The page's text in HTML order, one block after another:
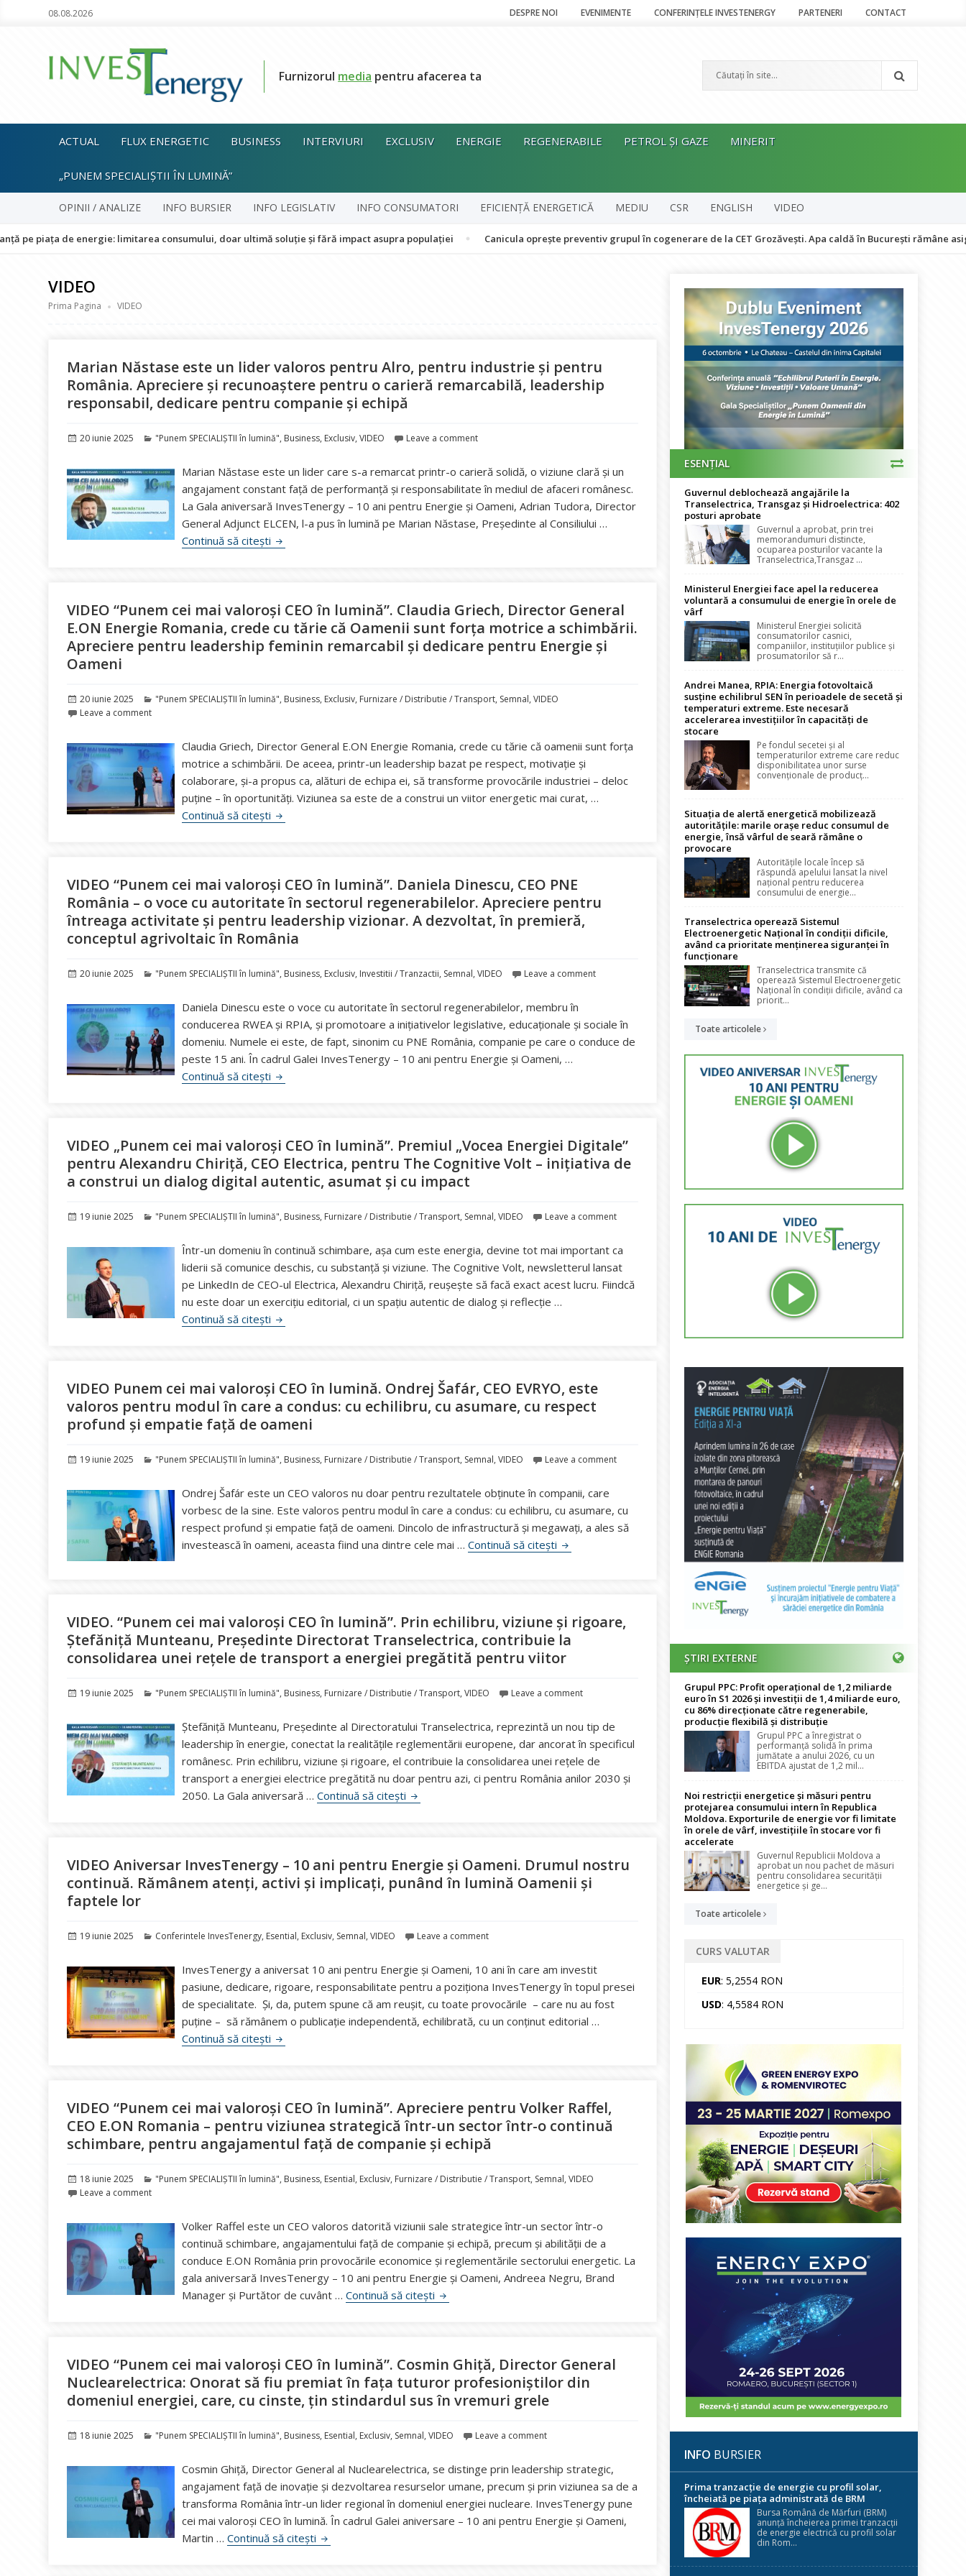
08.08.2026 DESPRE NOI EVENIMENTE CONFERINȚELE INVESTENERGY PARTENERI CONTACT
Furnizorul media pentru afacerea ta
ACTUAL FLUX ENERGETIC BUSINESS INTERVIURI EXCLUSIV ENERGIE REGENERABILE PETROL ȘI GAZE MINERIT
„PUNEM SPECIALIȘTII ÎN LUMINĂ”
OPINII / ANALIZE INFO BURSIER INFO LEGISLATIV INFO CONSUMATORI EFICIENȚĂ ENERGETICĂ MEDIU CSR ENGLISH VIDEO
energie: limitarea consumului, doar ultimă soluție și fără impact asupra populației Canicula oprește preventiv grupul în cogenerare de la CET Grozăvești. Apa caldă în București rămâne asigurată
VIDEO
Prima Pagina VIDEO
Marian Năstase este un lider valoros pentru Alro, pentru industrie și pentru
România. Apreciere și recunoaștere pentru o carieră remarcabilă, leadership
responsabil, dedicare pentru companie și echipă
Publicat
20 iunie 2025 Categorii
"Punem SPECIALIȘTII în lumină", Business, Exclusiv,VIDEO Leave a comment
Marian Năstase este un lider care s-a remarcat printr-o carieră solidă, o viziune clară și un
angajament constant față de performanță și responsabilitate în mediul de afaceri românesc.
La Gala aniversară InvesTenergy – 10 ani pentru Energie și Oameni, Adrian Tudora, Director
General Adjunct ELCEN, l-a pus în lumină pe Marian Năstase, Președinte al Consiliului …
Continuă să citești Marian Năstase este un lider valoros pentru Alro, pentru industrie și pentru România. Apreciere și recunoaștere pentru o carieră
VIDEO “Punem cei mai valoroși CEO în lumină”. Claudia Griech, Director General
E.ON Energie Romania, crede cu tărie că Oamenii sunt forța motrice a schimbării.
Apreciere pentru leadership feminin remarcabil și dedicare pentru Energie și
Oameni
Publicat
pe
20 iunie 2025 Categorii
"Punem SPECIALIȘTII în lumină", Business, Exclusiv, Furnizare / Distributie / Transport, Semnal,VIDEO
Leave a comment
Claudia Griech, Director General E.ON Energie Romania, crede cu tărie că oamenii sunt forța
motrice a schimbării. De aceea, printr-un leadership bazat pe respect, motivație și
colaborare, și-a propus ca, alături de echipa ei, să transforme provocările industriei – deloc
puține – în oportunități. Viziunea sa este de a construi un viitor energetic mai curat, …
Continuă să citești VIDEO “Punem cei mai valoroși CEO în lumină”. Claudia Griech, Director General E.ON Energie Romania, crede cu tărie că Oamenii sunt
VIDEO “Punem cei mai valoroși CEO în lumină”. Daniela Dinescu, CEO PNE
România – o voce cu autoritate în sectorul regenerabilelor. Apreciere pentru
întreaga activitate și pentru leadership vizionar. A dezvoltat, în premieră,
conceptul agrivoltaic în România
Publicat
20 iunie 2025 Categorii
"Punem SPECIALIȘTII în lumină", Business, Exclusiv, Investitii / Tranzactii, Semnal,VIDEO Leave a comment
Daniela Dinescu este o voce cu autoritate în sectorul regenerabilelor, membru în
conducerea RWEA și RPIA, și promotoare a inițiativelor legislative, educaționale și sociale în
domeniu. Numele ei este, de fapt, sinonim cu PNE România, companie pe care o conduce de
peste 15 ani. În cadrul Galei InvesTenergy – 10 ani pentru Energie și Oameni, …
Continuă să citești VIDEO “Punem cei mai valoroși CEO în lumină”. Daniela Dinescu, CEO PNE România – o voce cu autoritate în sectorul regenerabilelor.
VIDEO „Punem cei mai valoroși CEO în lumină”. Premiul „Vocea Energiei Digitale”
pentru Alexandru Chiriță, CEO Electrica, pentru The Cognitive Volt – inițiativa de
a construi un dialog digital autentic, asumat și cu impact
Publicat
19 iunie 2025 Categorii
"Punem SPECIALIȘTII în lumină", Business, Furnizare / Distributie / Transport, Semnal,VIDEO Leave a comment
Într-un domeniu în continuă schimbare, așa cum este energia, devine tot mai important ca
liderii să comunice deschis, cu substanță și viziune. The Cognitive Volt, newsletterul lansat
pe LinkedIn de CEO-ul Electrica, Alexandru Chiriță, reușește să facă exact acest lucru. Fiindcă
nu este doar un exercițiu editorial, ci un spațiu autentic de dialog și reflecție …
Continuă să citești VIDEO „Punem cei mai valoroși CEO în lumină”. Premiul „Vocea Energiei Digitale” pentru Alexandru Chiriță, CEO Electrica, pentru The
VIDEO Punem cei mai valoroși CEO în lumină. Ondrej Šafár, CEO EVRYO, este
valoros pentru modul în care a condus: cu echilibru, cu asumare, cu respect
profund și empatie față de oameni
Publicat
19 iunie 2025 Categorii
"Punem SPECIALIȘTII în lumină", Business, Furnizare / Distributie / Transport, Semnal,VIDEO Leave a comment
Ondrej Šafár este un CEO valoros nu doar pentru rezultatele obținute în companii, care
vorbesc de la sine. Este valoros pentru modul în care a condus: cu echilibru, cu asumare, cu
respect profund și empatie față de oameni. Dincolo de infrastructură și megawați, a ales să
investească în oameni, aceasta fiind una dintre cele mai …Continuă să citești VIDEO Punem cei mai valoroși CEO în lumină. Ondrej Šafár, CEO EVRYO, este
VIDEO. “Punem cei mai valoroși CEO în lumină”. Prin echilibru, viziune și rigoare,
Ștefăniță Munteanu, Președinte Directorat Transelectrica, contribuie la
consolidarea unei rețele de transport a energiei pregătită pentru viitor
Publicat
19 iunie 2025 Categorii
"Punem SPECIALIȘTII în lumină", Business, Furnizare / Distributie / Transport,VIDEO Leave a comment
Ștefăniță Munteanu, Președinte al Directoratului Transelectrica, reprezintă un nou tip de
leadership în energie, conectat la realitățile reglementării europene, dar ancorat în specificul
românesc. Prin echilibru, viziune și rigoare, el contribuie la consolidarea unei rețele de
transport a energiei electrice pregătită nu doar pentru azi, ci pentru România anilor 2030 și
2050. La Gala aniversară …Continuă să citești VIDEO. “Punem cei mai valoroși CEO în lumină”. Prin echilibru, viziune și rigoare, Ștefăniță Munteanu,
VIDEO Aniversar InvesTenergy – 10 ani pentru Energie și Oameni. Drumul nostru
continuă. Rămânem atenți, activi și implicați, punând în lumină Oamenii și
faptele lor
Publicat
19 iunie 2025 Categorii
Conferintele InvesTenergy, Esential, Exclusiv, Semnal,VIDEO Leave a comment
InvesTenergy a aniversat 10 ani pentru Energie și Oameni, 10 ani în care am investit
pasiune, dedicare, rigoare, responsabilitate pentru a poziționa InvesTenergy în topul presei
de specialitate. Și, da, putem spune că am reușit, cu toate provocările – care nu au fost
puține – să rămânem o publicație independentă, echilibrată, cu un conținut editorial …
Continuă să citești VIDEO Aniversar InvesTenergy – 10 ani pentru Energie și Oameni. Drumul nostru continuă. Rămânem atenți, activi și implicați, punând în
VIDEO “Punem cei mai valoroși CEO în lumină”. Apreciere pentru Volker Raffel,
CEO E.ON Romania – pentru viziunea strategică într-un sector într-o continuă
schimbare, pentru angajamentul față de companie și echipă
Publicat
pe
18 iunie 2025 Categorii
"Punem SPECIALIȘTII în lumină", Business, Esential, Exclusiv, Furnizare / Distributie / Transport, Semnal,VIDEO
Leave a comment
Volker Raffel este un CEO valoros datorită viziunii sale strategice într-un sector într-o
continuă schimbare, angajamentului față de companie și echipă, precum și abilității de a
conduce E.ON România prin provocările economice și reglementările sectorului energetic. La
gala aniversară InvesTenergy – 10 ani pentru Energie și Oameni, Andreea Negru, Brand
Manager și Purtător de cuvânt …Continuă să citești VIDEO “Punem cei mai valoroși CEO în lumină”. Apreciere pentru Volker Raffel, CEO E.ON Romania –
VIDEO “Punem cei mai valoroși CEO în lumină”. Cosmin Ghiță, Director General
Nuclearelectrica: Onorat să fiu premiat în fața tuturor profesioniștilor din
domeniul energiei, care, cu cinste, țin stindardul sus în vremuri grele
Publicat
18 iunie 2025 Categorii
"Punem SPECIALIȘTII în lumină", Business, Esential, Exclusiv, Semnal,VIDEO Leave a comment
Cosmin Ghiță, Director General al Nuclearelectrica, se distinge prin leadership strategic,
angajament față de inovație și dezvoltarea resurselor umane, precum și prin viziunea sa de a
transforma România într-un lider regional în domeniul energiei nucleare. InvesTenergy pune
cei mai valoroși CEO în lumină. În cadrul Galei aniversare – 10 ani pentru Energie și Oameni,
Martin …Continuă să citești VIDEO “Punem cei mai valoroși CEO în lumină”. Cosmin Ghiță, Director General Nuclearelectrica: Onorat să fiu premiat în fața
ESENȚIAL
Guvernul deblochează angajările la
Transelectrica, Transgaz și Hidroelectrica: 402
posturi aprobate
Guvernul a aprobat, prin trei
memorandumuri distincte,
ocuparea posturilor vacante la
Transelectrica,Transgaz ...
Ministerul Energiei face apel la reducerea
voluntară a consumului de energie în orele de
vârf
Ministerul Energiei solicită
consumatorilor casnici,
companiilor, instituțiilor publice și
prosumatorilor să r...
Andrei Manea, RPIA: Energia fotovoltaică
susține echilibrul SEN în perioadele de secetă și
temperaturi extreme. Este necesară
accelerarea investițiilor în capacități de
stocare
Pe fondul secetei și al
temperaturilor extreme care reduc
disponibilitatea unor surse
convenționale de producț...
Situația de alertă energetică mobilizează
autoritățile: marile orașe reduc consumul de
energie, însă vârful de seară rămâne o
provocare
Autoritățile locale încep să
răspundă apelului lansat la nivel
național pentru reducerea
consumului de energie...
Transelectrica operează Sistemul
Electroenergetic Național în condiții dificile,
având ca prioritate menținerea siguranței în
funcționare
Transelectrica transmite că
operează Sistemul Electroenergetic
Național în condiții dificile, având ca
priorit...
Toate articolele
ȘTIRI EXTERNE
Grupul PPC: Profit operațional de 1,2 miliarde
euro în S1 2026 și investiții de 1,4 miliarde euro,
cu 86% direcționate către regenerabile,
producție flexibilă și distribuție
Grupul PPC a înregistrat o
performanță solidă în prima
jumătate a anului 2026, cu un
EBITDA ajustat de 1,2 mil...
Noi restricții energetice și măsuri pentru
protejarea consumului intern în Republica
Moldova. Exporturile de energie vor fi limitate
în orele de vârf, investițiile în stocare vor fi
accelerate
Guvernul Republicii Moldova a
aprobat un nou pachet de măsuri
pentru consolidarea securității
energetice și ge...
Toate articolele
CURS VALUTAR
EUR: 5,2554 RON
USD: 4,5584 RON
INFO BURSIER
Prima tranzacție de energie cu profil solar,
încheiată pe piața administrată de BRM
Bursa Română de Mărfuri (BRM)
anunță încheierea primei tranzacții
de energie electrică cu profil solar
din Rom...